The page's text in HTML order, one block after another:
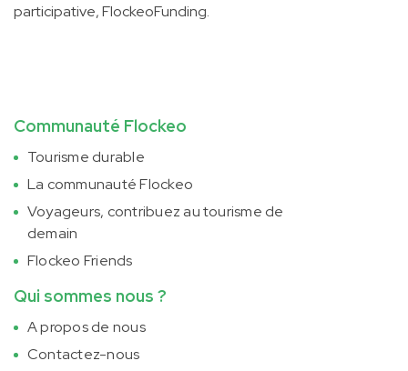
participative, FlockeoFunding.
Communauté Flockeo
Tourisme durable
La communauté Flockeo
Voyageurs, contribuez au tourisme de
demain
Flockeo Friends
Qui sommes nous ?
A propos de nous
Contactez-nous